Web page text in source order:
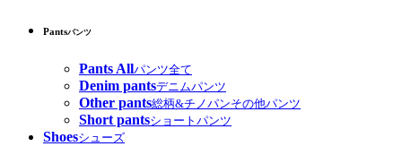
Pantsパンツ
Pants Allパンツ全て
Denim pantsデニムパンツ
Other pants総柄&チノパンその他パンツ
Short pantsショートパンツ
Shoesシューズ